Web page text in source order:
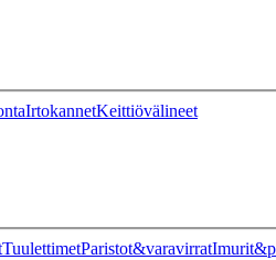
IrtokannetKeittiövälineet
TuulettimetParistot&varavirrat